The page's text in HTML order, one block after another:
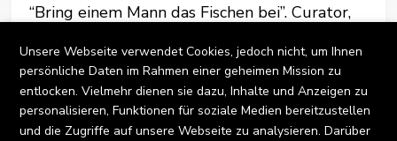
“Bring einem Mann das Fischen bei”. Curator,
Workshops und Planungssessions – diese
Arten von kundenspezifischen Lösungen
machen jetzt den Großteil unserer Arbeit aus.
Unsere Webseite verwendet Cookies, jedoch nicht, um Ihnen
persönliche Daten im Rahmen einer geheimen Mission zu
entlocken. Vielmehr dienen sie dazu, Inhalte und Anzeigen zu
personalisieren, Funktionen für soziale Medien bereitzustellen
und die Zugriffe auf unsere Webseite zu analysieren. Darüber